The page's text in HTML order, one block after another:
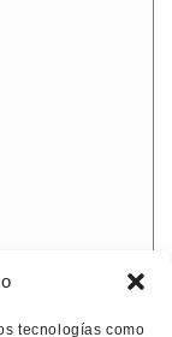
tecnologías como